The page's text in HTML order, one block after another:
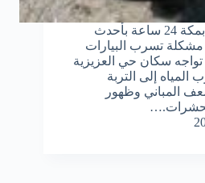
عزل بيارات حي العزيزية بمكة 24 ساعة بأحدث
0531339657 تُعد مشكلة تسرب البيارات
سكان حي العزيزية
إلى التربة
المباني وظهور
الحشرات.…